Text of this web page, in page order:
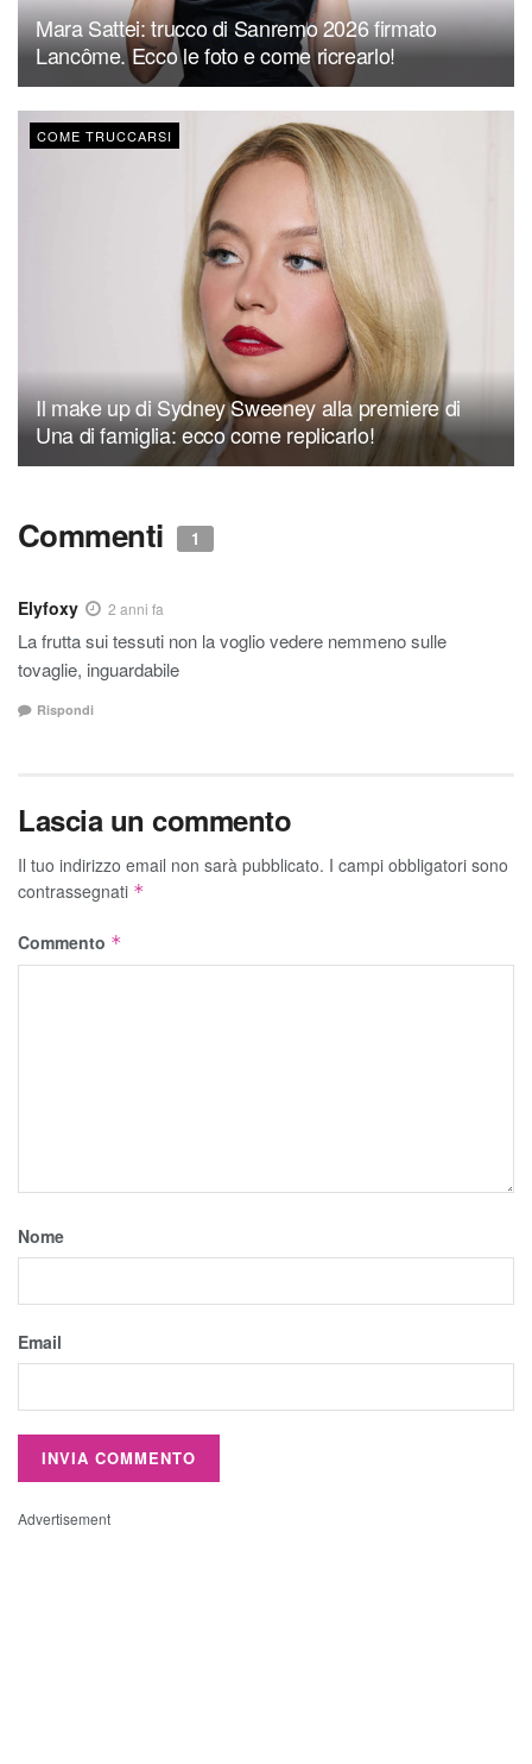
Mara Sattei: trucco di Sanremo 2026 firmato
Lancôme. Ecco le foto e come ricrearlo!
COME TRUCCARSI
Il make up di Sydney Sweeney alla premiere di
Una di famiglia: ecco come replicarlo!
Commenti 1
Elyfoxy 2 anni fa
La frutta sui tessuti non la voglio vedere nemmeno sulle
tovaglie, inguardabile
Rispondi
Lascia un commento
Il tuo indirizzo email non sarà pubblicato. I campi obbligatori sono
contrassegnati *
Commento *
Nome
Email
Advertisement